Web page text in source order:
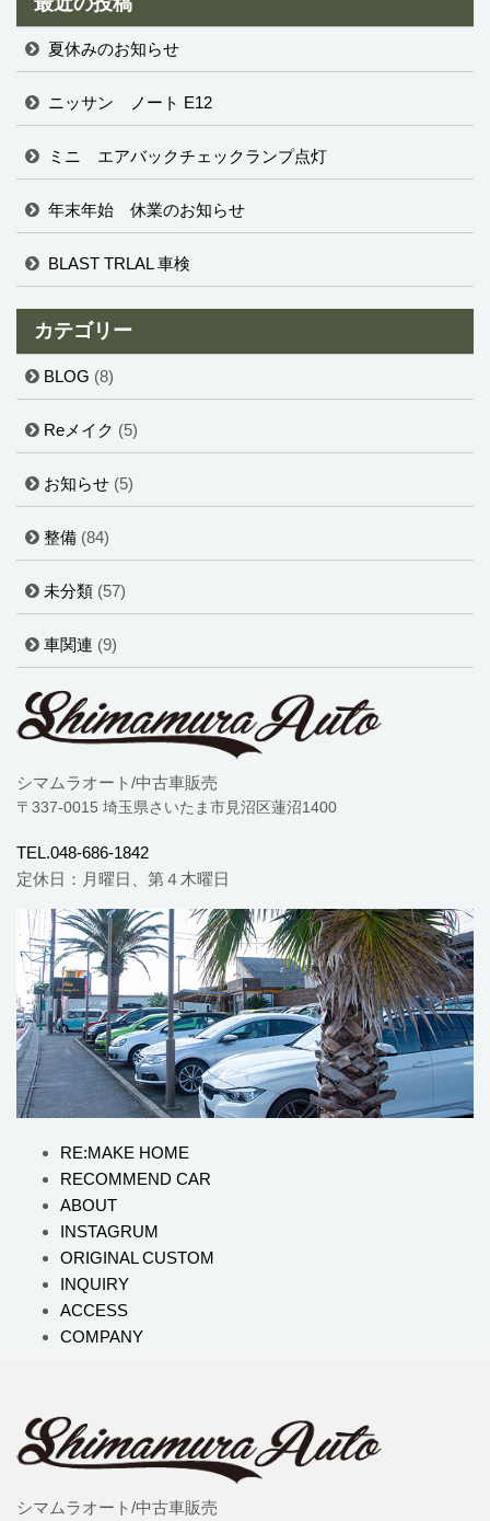
夏休みのお知らせ
ニッサン ノート E12
ミニ エアバックチェックランプ点灯
年末年始 休業のお知らせ
BLAST TRLAL 車検
カテゴリー
BLOG (8)
Reメイク (5)
お知らせ (5)
整備 (84)
未分類 (57)
車関連 (9)
シマムラオート/中古車販売
〒337-0015 埼玉県さいたま市見沼区蓮沼1400
TEL.048-686-1842
定休日：月曜日、第４木曜日
RE:MAKE HOME
RECOMMEND CAR
ABOUT
INSTAGRUM
ORIGINAL CUSTOM
INQUIRY
ACCESS
COMPANY
シマムラオート/中古車販売